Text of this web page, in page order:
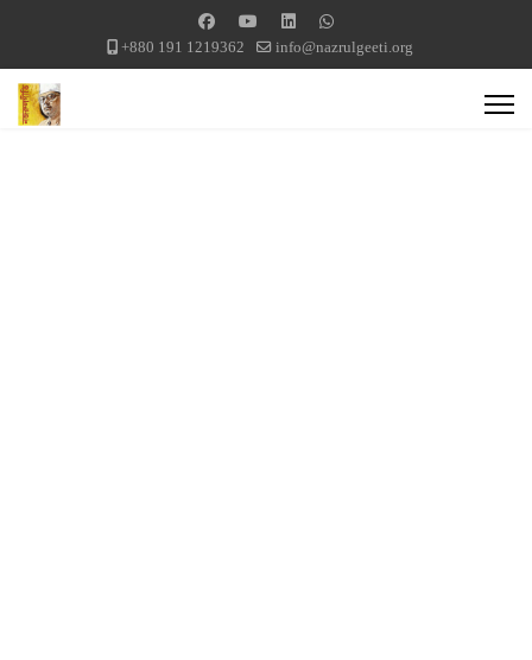
+880 191 1219362 info@nazrulgeeti.org